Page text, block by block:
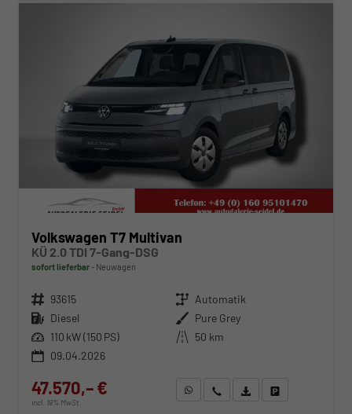
Volkswagen T7 Multivan
KÜ 2.0 TDI 7-Gang-DSG
sofort lieferbar Neuwagen
Fahrzeugnr. 93615 Getriebe Automatik
Kraftstoff Diesel Außenfarbe Pure Grey
Leistung 110 kW (150 PS) Kilometerstand 50 km
09.04.2026
47.570,– €
incl. 19% MwSt.
WhatsApp anfragen
Wir rufen Sie anFahrzeugexposé (PDF)